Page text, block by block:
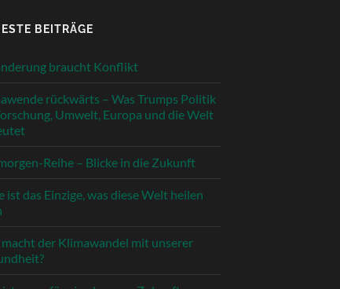
BEITRÄGE
braucht Konflikt
rückwärts – Was Trumps Politik
Umwelt, Europa und die Welt
Reihe – Blicke in die Zukunft
ist das Einzige, was diese Welt heilen
macht der Klimawandel mit unserer